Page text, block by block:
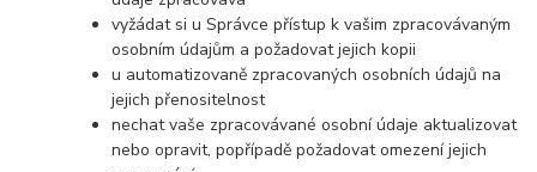
vyžádat si u Správce přístup k vašim zpracovávaným
osobním údajům a požadovat jejich kopii
u automatizovaně zpracovaných osobních údajů na
jejich přenositelnost
nechat vaše zpracovávané osobní údaje aktualizovat
nebo opravit, popřípadě požadovat omezení jejich